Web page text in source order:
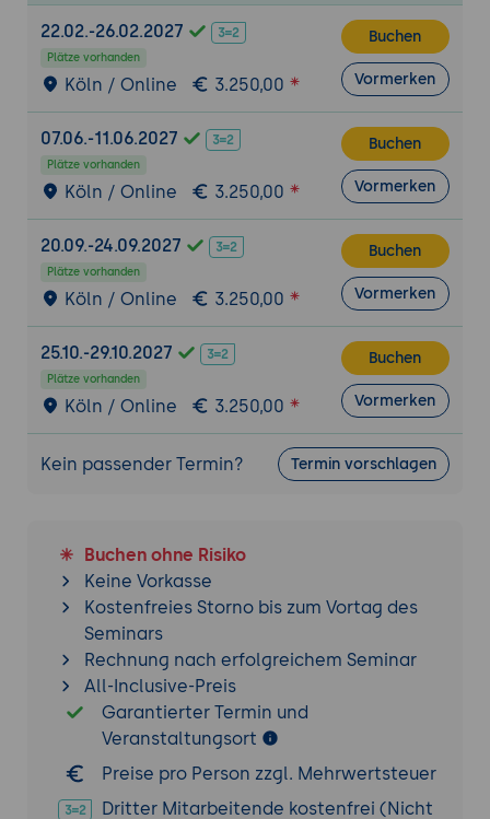
Einordnung moderner Werkzeuge und
Frameworks
22.02.-26.02.2027
Plätze vorhanden
Köln / Online 3.250,00
Buchen
Vormerken
07.06.-11.06.2027
Plätze vorhanden
Köln / Online 3.250,00
Buchen
Vormerken
20.09.-24.09.2027
Plätze vorhanden
Köln / Online 3.250,00
Buchen
Vormerken
25.10.-29.10.2027
Plätze vorhanden
Köln / Online 3.250,00
Buchen
Vormerken
Kein passender Termin? Termin vorschlagen
Buchen ohne Risiko
Keine Vorkasse
Kostenfreies Storno bis zum Vortag des
Seminars
Rechnung nach erfolgreichem Seminar
All-Inclusive-Preis
Garantierter Termin und
Veranstaltungsort
Preise pro Person zzgl. Mehrwertsteuer
Dritter Mitarbeitende kostenfrei (Nicht